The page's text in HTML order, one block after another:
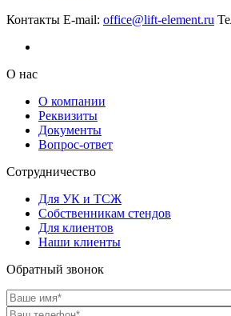
Контакты E-mail: office@lift-element.ru
О нас
О компании
Реквизиты
Документы
Вопрос-ответ
Сотрудничество
Для УК и ТСЖ
Собственникам стендов
Для клиентов
Наши клиенты
Обратный звонок